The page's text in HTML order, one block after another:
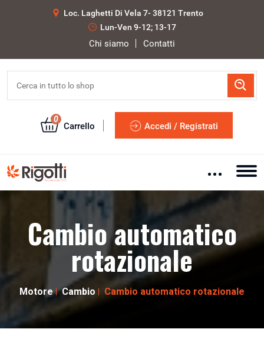
Loc. Laghetti Di Vela 7- 38121 Trento
Lun-Ven 9-12; 13-17
Chi siamo Contatti
0
Carrello Accedi / Registrati
Cambio automatico
rotazionale
Motore Cambio Cambio automatico rotazionale